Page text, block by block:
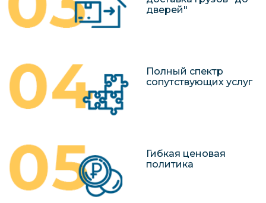
дверей"
Полный спектр
сопутствующих услуг
Гибкая ценовая
политика